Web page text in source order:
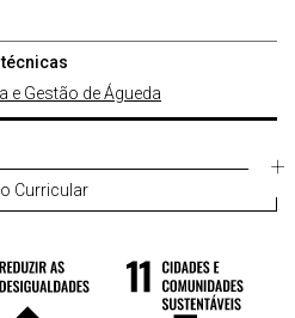
e Gestão de Águeda
Curricular